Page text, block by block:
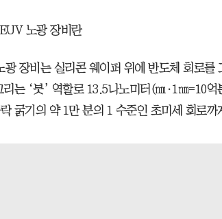
노광 장비란
광 장비는 실리콘 웨이퍼 위에 반도체 회로를
리는 ‘붓’ 역할로 13.5나노미터(㎚·1㎚=10
굵기의 약 1만 분의 1 수준인 초미세 회로